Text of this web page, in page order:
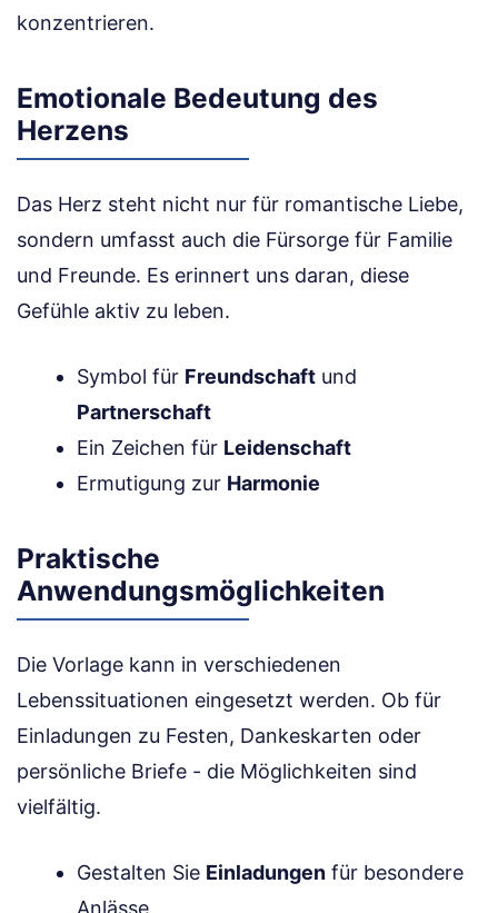
konzentrieren.
Emotionale Bedeutung des
Herzens
Das Herz steht nicht nur für romantische Liebe,
sondern umfasst auch die Fürsorge für Familie
und Freunde. Es erinnert uns daran, diese
Gefühle aktiv zu leben.
Symbol für Freundschaft und
Partnerschaft
Ein Zeichen für Leidenschaft
Ermutigung zur Harmonie
Praktische
Anwendungsmöglichkeiten
Die Vorlage kann in verschiedenen
Lebenssituationen eingesetzt werden. Ob für
Einladungen zu Festen, Dankeskarten oder
persönliche Briefe - die Möglichkeiten sind
vielfältig.
Gestalten Sie Einladungen für besondere
Anlässe